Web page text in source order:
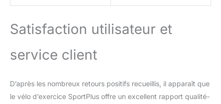
Satisfaction utilisateur et
service client
D’après les nombreux retours positifs recueillis, il apparaît que
le vélo d’exercice SportPlus offre un excellent rapport qualité-